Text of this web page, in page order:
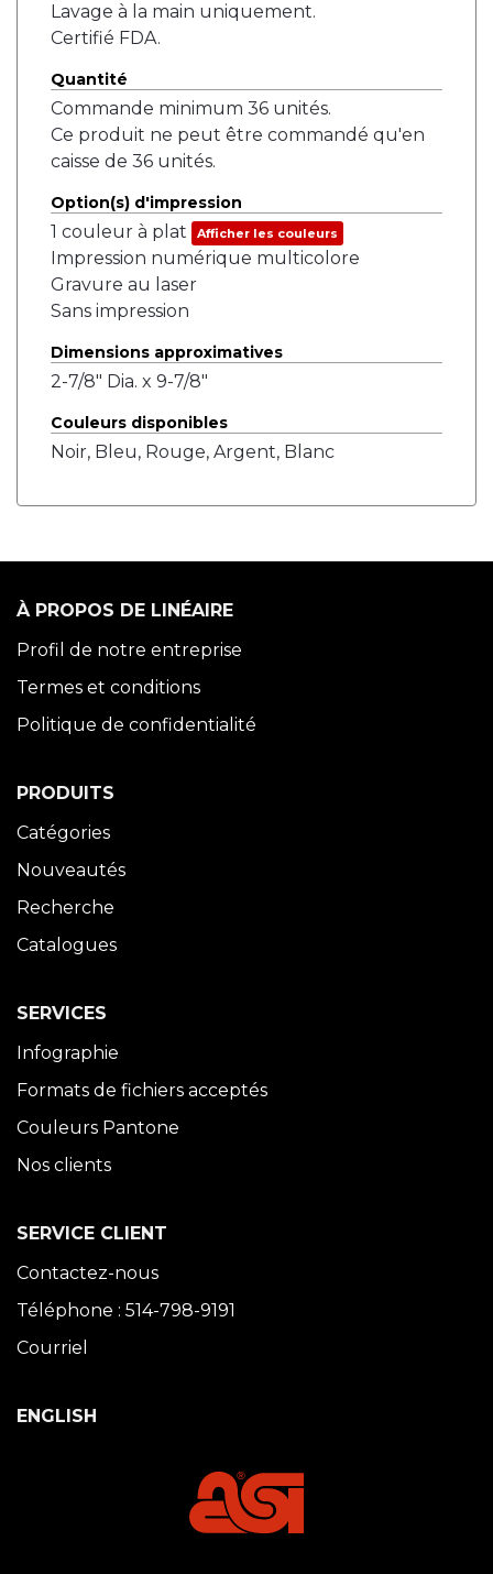
Lavage à la main uniquement.
Certifié FDA.
Quantité
Commande minimum 36 unités.
Ce produit ne peut être commandé qu'en
caisse de 36 unités.
Option(s) d'impression
1 couleur à plat Afficher les couleurs
Impression numérique multicolore
Gravure au laser
Sans impression
Dimensions approximatives
2-7/8" Dia. x 9-7/8"
Couleurs disponibles
Noir, Bleu, Rouge, Argent, Blanc
À PROPOS DE LINÉAIRE
Profil de notre entreprise
Termes et conditions
Politique de confidentialité
PRODUITS
Catégories
Nouveautés
Recherche
Catalogues
SERVICES
Infographie
Formats de fichiers acceptés
Couleurs Pantone
Nos clients
SERVICE CLIENT
Contactez-nous
Téléphone : 514-798-9191
Courriel
ENGLISH